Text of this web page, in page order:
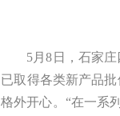
5月8日，石家
已取得各类新产品
格外开心。“在一系